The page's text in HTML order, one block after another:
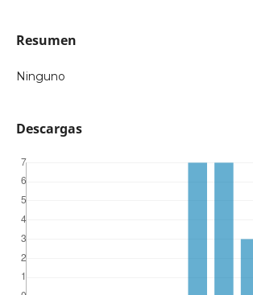
Resumen
Ninguno
Descargas